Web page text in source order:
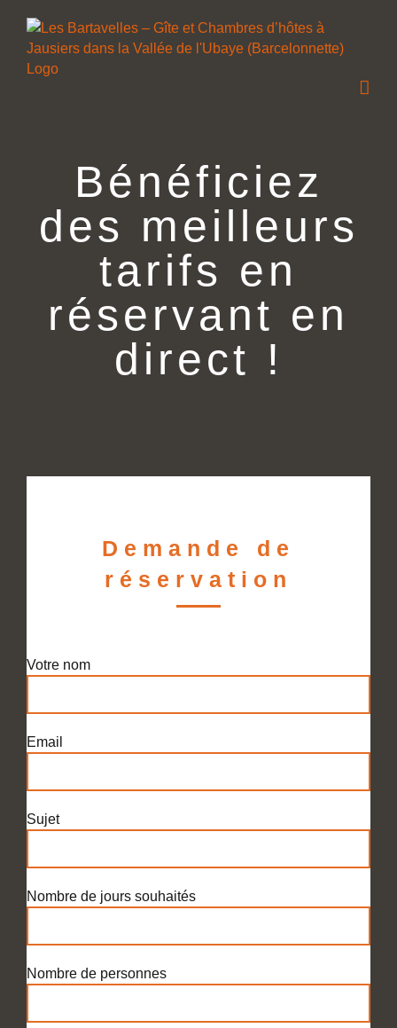
contenu
Bénéficiez
des meilleurs
tarifs en
réservant en
direct !
Demande de
réservation
Votre nom
Email
Sujet
Nombre de jours souhaités
Nombre de personnes